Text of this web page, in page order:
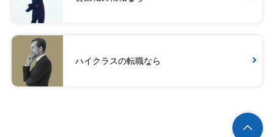
ハイクラスの転職なら